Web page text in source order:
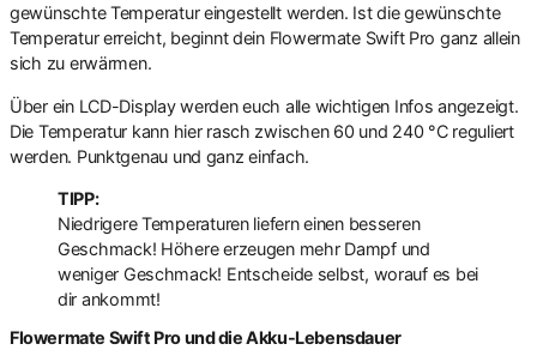
gewünschte Temperatur eingestellt werden. Ist die gewünschte
Temperatur erreicht, beginnt dein Flowermate Swift Pro ganz allein
sich zu erwärmen.
Über ein LCD-Display werden euch alle wichtigen Infos angezeigt.
Die Temperatur kann hier rasch zwischen 60 und 240 °C reguliert
werden. Punktgenau und ganz einfach.
TIPP:
Niedrigere Temperaturen liefern einen besseren
Geschmack! Höhere erzeugen mehr Dampf und
weniger Geschmack! Entscheide selbst, worauf es bei
dir ankommt!
Flowermate Swift Pro und die Akku-Lebensdauer